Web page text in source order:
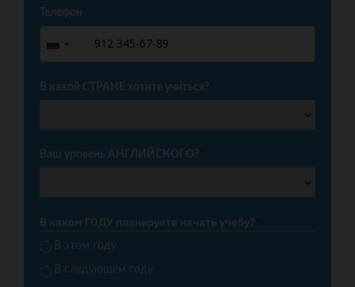
Телефон*
Russia
+7
В какой СТРАНЕ хотите учиться?*
Ваш уровень АНГЛИЙСКОГО?*
В каком ГОДУ планируете начать учебу?*
В этом году
В следующем году